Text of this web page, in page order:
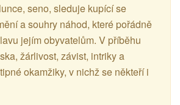
seno, sleduje kupící se
a souhry náhod, které pořádně
jejím obyvatelům. V příběhu
žárlivost, závist, intriky a
okamžiky, v nichž se někteří i